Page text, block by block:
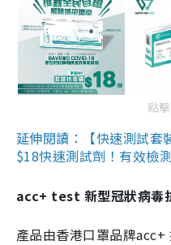
點
延伸閱讀：【快速測試套
$18快速測試劑！有效檢
acc+ test 新型冠狀病毒
產品由香港口罩品牌